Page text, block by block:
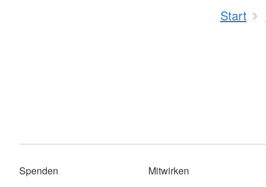
Start
Spenden
Mitwirken